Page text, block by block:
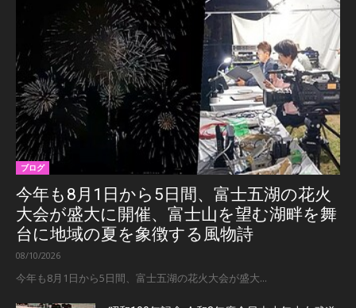
ブログ
今年も8月1日から5日間、富士五湖の花火
大会が盛大に開催、富士山を望む湖畔を舞
台に地域の夏を象徴する風物詩
08/10/2026
今年も8月1日から5日間、富士五湖の花火大会が盛大...